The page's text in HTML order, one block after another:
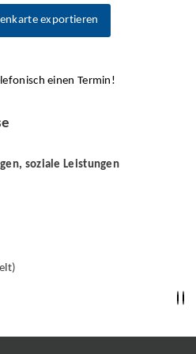
exportieren
einen Termin!
soziale Leistungen